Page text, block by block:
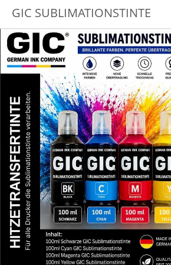
GIC SUBLIMATIONSTINTE